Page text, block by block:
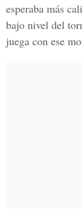
esperaba más
bajo nivel del
juega con ese